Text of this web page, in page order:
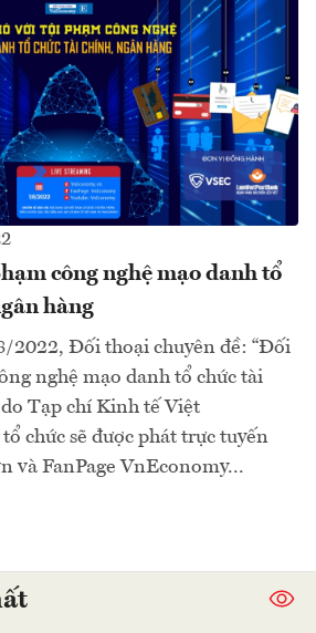
công nghệ mạo danh tổ
hàng
2022, Đối thoại chuyên đề: “Đối
nghệ mạo danh tổ chức tài
Tạp chí Kinh tế Việt
chức sẽ được phát trực tuyến
và FanPage VnEconomy...